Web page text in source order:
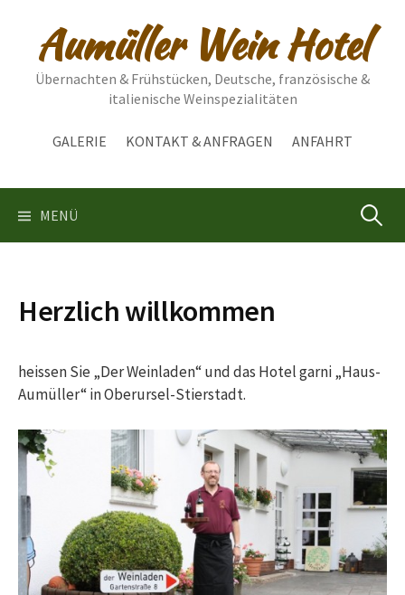
Aumüller Wein Hotel
Übernachten & Frühstücken, Deutsche, französische &
italienische Weinspezialitäten
GALERIE KONTAKT & ANFRAGEN ANFAHRT
MENÜ Suchen
Herzlich willkommen
heissen Sie „Der Weinladen“ und das Hotel garni „Haus-
Aumüller“ in Oberursel-Stierstadt.